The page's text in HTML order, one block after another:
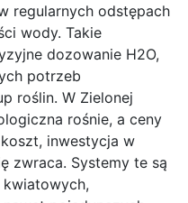
regularnych odstępach
wody. Takie
dozowanie H2O,
potrzeb
roślin. W Zielonej
rośnie, a ceny
inwestycja w
zwraca. Systemy te są
kwiatowych,